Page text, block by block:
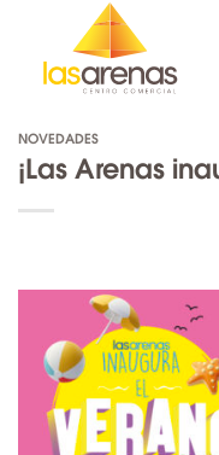
content
NOVEDADES
¡Las Arenas